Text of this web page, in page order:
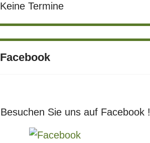
Keine Termine
Facebook
Besuchen Sie uns auf Facebook !